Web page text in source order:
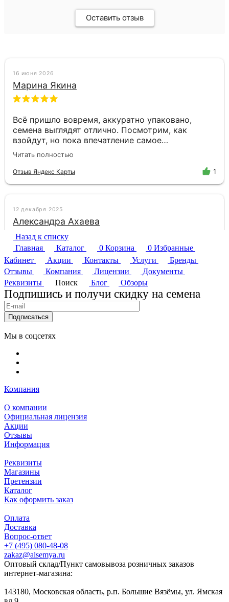
Назад к списку
Главная
Каталог 0 Корзина 0 Избранные
Кабинет
Акции Контакты Услуги
Бренды
Отзывы
Компания Лицензии
Документы
Реквизиты
Поиск Блог Обзоры
Подпишись и получи скидку на семена
Подписаться
Мы в соцсетях
Компания
О компании
Официальная лицензия
Акции
Отзывы
Информация
Реквизиты
Магазины
Претензии
Каталог
Как оформить заказ
Оплата
Доставка
Вопрос-ответ
+7 (495) 080-48-08
zakaz@alsemya.ru
Оптовый склад/Пункт самовывоза розничных заказов
интернет-магазина:
143180, Московская область, р.п. Большие Вязёмы, ул. Ямская